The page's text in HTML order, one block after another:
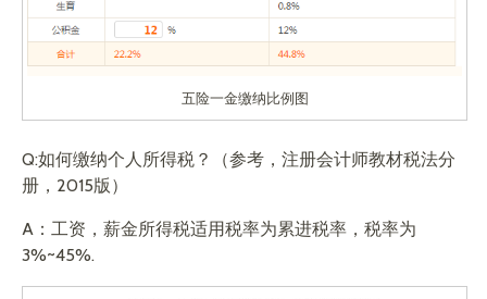
五险一金缴纳比例图
Q:如何缴纳个人所得税？（参考，注册会计师教材税法分
册，2015版）
A：工资，薪金所得税适用税率为累进税率，税率为
3%~45%.